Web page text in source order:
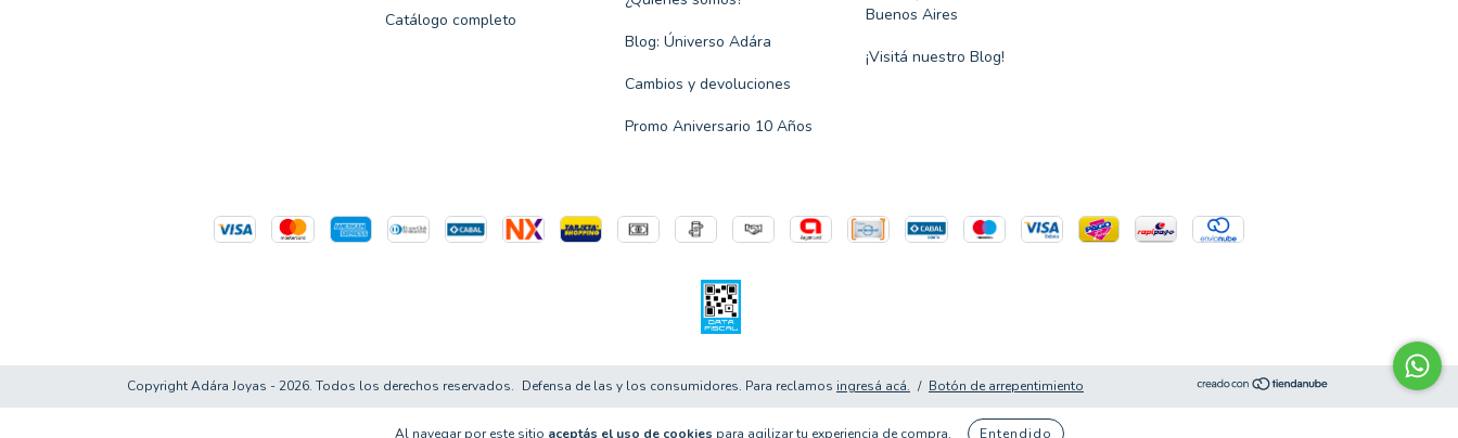
Al navegar por este sitio aceptás el uso de cookies para agilizar tu experiencia de compra. Entendido
Catálogo completo
Blog: Úniverso Adára
Cambios y devoluciones
Promo Aniversario 10 Años
Buenos Aires
¡Visitá nuestro Blog!
Copyright Adára Joyas - 2026. Todos los derechos reservados. Defensa de las y los consumidores. Para reclamos ingresá acá. / Botón de arrepentimiento